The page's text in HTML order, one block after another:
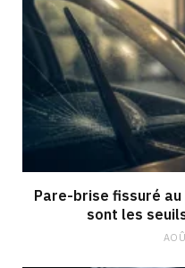
Pare-brise fissuré
sont les